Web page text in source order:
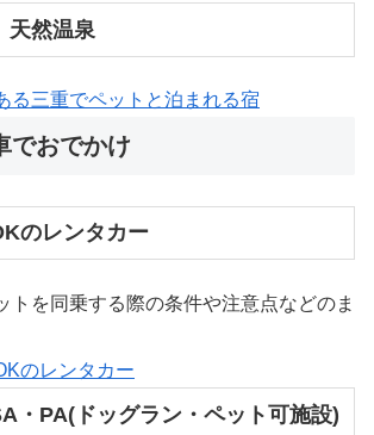
天然温泉
る三重でペットと泊まれる宿
でおでかけ
のレンタカー
トを同乗する際の条件や注意点などのま
のレンタカー
・PA(ドッグラン・ペット可施設)